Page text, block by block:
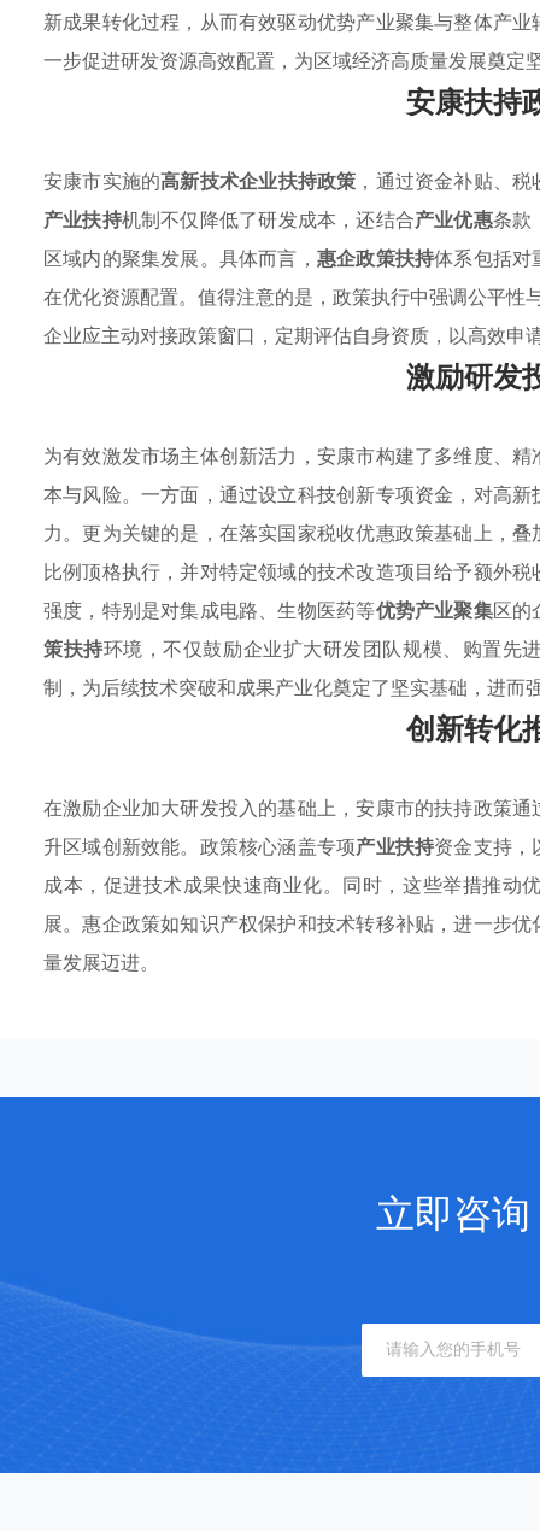
新成果转化过程，从而有效驱动优势产业聚集与整体产
一步促进研发资源高效配置，为区域经济高质量发展奠定
安康扶持
安康市实施的高新技术企业扶持政策 ，通过资金补贴、
产业扶持机制不仅降低了研发成本，还结合产业优惠条款
区域内的聚集发展。具体而言， 惠企政策扶持体系包括对
在优化资源配置。值得注意的是，政策执行中强调公平性
企业应主动对接政策窗口，定期评估自身资质，以高效申
激励研发
为有效激发市场主体创新活力，安康市构建了多维度、精
本与风险。一方面，通过设立科技创新专项资金，对高
力。更为关键的是，在落实国家税收优惠政策基础上，叠
比例顶格执行，并对特定领域的技术改造项目给予额外
强度，特别是对集成电路、生物医药等优势产业聚集区的
策扶持环境，不仅鼓励企业扩大研发团队规模、购置先
制，为后续技术突破和成果产业化奠定了坚实基础，进而
创新转化
在激励企业加大研发投入的基础上，安康市的扶持政策
升区域创新效能。政策核心涵盖专项产业扶持资金支持，
成本，促进技术成果快速商业化。同时，这些举措推动
展。惠企政策如知识产权保护和技术转移补贴，进一步
量发展迈进。
立即咨